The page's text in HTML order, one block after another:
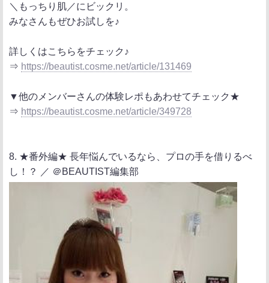
＼もっちり肌／にビックリ。
みなさんもぜひお試しを♪
詳しくはこちらをチェック♪
⇒ https://beautist.cosme.net/article/131469
▼他のメンバーさんの体験レポもあわせてチェック★
⇒ https://beautist.cosme.net/article/349728
8. ★番外編★ 長年悩んでいるなら、プロの手を借りるべ
し！？ ／ ＠BEAUTIST編集部